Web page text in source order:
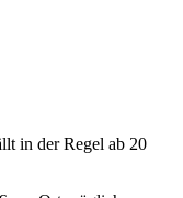
in der Regel ab 20